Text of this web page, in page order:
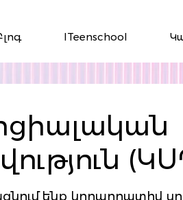
ITeenschool
ենք կորպորատիվ